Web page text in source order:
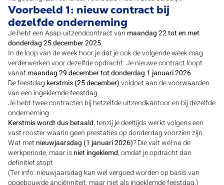
Voorbeeld 1: nieuw contract bij
dezelfde onderneming
Je hebt een Asap-uitzendcontract van maandag 22 tot en met
donderdag 25 december 2025.
In de loop van de week hoor je dat je ook de volgende week mag
verderwerken voor dezelfde opdracht. Je nieuwe contract loopt
vanafmaandag 29 december tot donderdag 1 januari 2026.
De feestdag kerstmis (25 december)voldoet aan de voorwaarden
van een ingeklemde feestdag.
Je hebt twee contracten bij hetzelfde uitzendkantoor en bij dezelfde
onderneming.
Kerstmis wordt dus betaald, tenzij je deeltijds werkt volgens een
vast rooster waarin geen prestaties op donderdag voorzien zijn.
Wat met nieuwjaarsdag (1 januari 2026)? Die valt wél na de
werkperiode, maar isniet ingeklemd, omdat je opdracht dan
definitief stopt.
(Ter info: nieuwjaarsdag kan wel vergoed worden op basis van
opgebouwde anciënniteit, maar niet als ingeklemde feestdag.)